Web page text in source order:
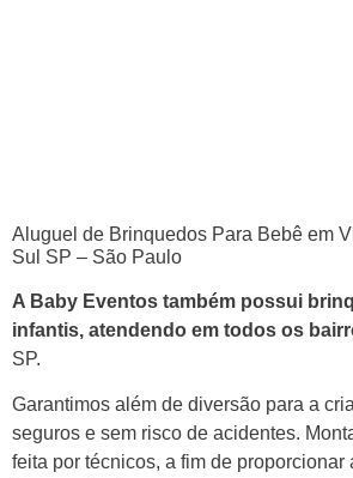
Aluguel de Brinquedos Para Bebê em
Sul SP – São Paulo
A Baby Eventos também possui
infantis, atendendo em todos os
SP.
Garantimos além de diversão para a
seguros e sem risco de acidentes.
feita por técnicos, a fim de proporcionar